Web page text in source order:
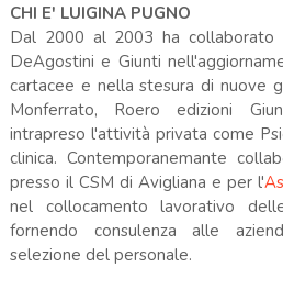
CHI E' LUIGINA PUGNO
Dal 2000 al 2003 ha collaborato
DeAgostini e Giunti
cartacee e nella stesura di nuove
Monferrato, Roero edizioni
intrapreso l'attività privata come
clinica. Contemporanemante
presso il CSM di Avigliana e per l'
nel collocamento lavorativo
fornendo consulenza alle
selezione del personale.